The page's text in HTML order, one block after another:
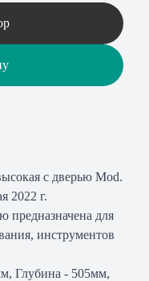
с дверью Mod.
2022 г.
предназначена для
инструментов
Глубина - 505мм,